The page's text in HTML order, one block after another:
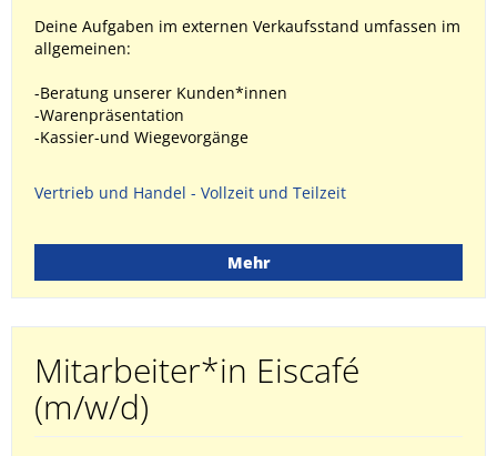
Deine Aufgaben im externen Verkaufsstand umfassen im
allgemeinen:
-Beratung unserer Kunden*innen
-Warenpräsentation
-Kassier-und Wiegevorgänge
Vertrieb und Handel - Vollzeit und Teilzeit
Mehr
Mitarbeiter*in Eiscafé
(m/w/d)